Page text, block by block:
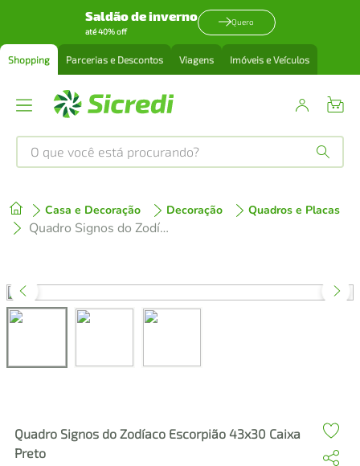
Saldão de inverno
até 40% off
Quero
Shopping Parcerias e Descontos Viagens Imóveis e Veículos
O que você está procurando?
Casa e Decoração Decoração Quadros e Placas
Quadro Signos do Zodíaco Escorpião 43x30 Caixa Preto
Quadro Signos do Zodíaco Escorpião 43x30 Caixa
Preto
1º tenis
perfume